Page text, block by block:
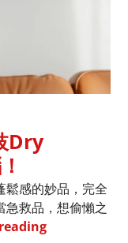
Dry
鬆感的妙品，完全
急救品，想偷懶之
天氣好凍唔